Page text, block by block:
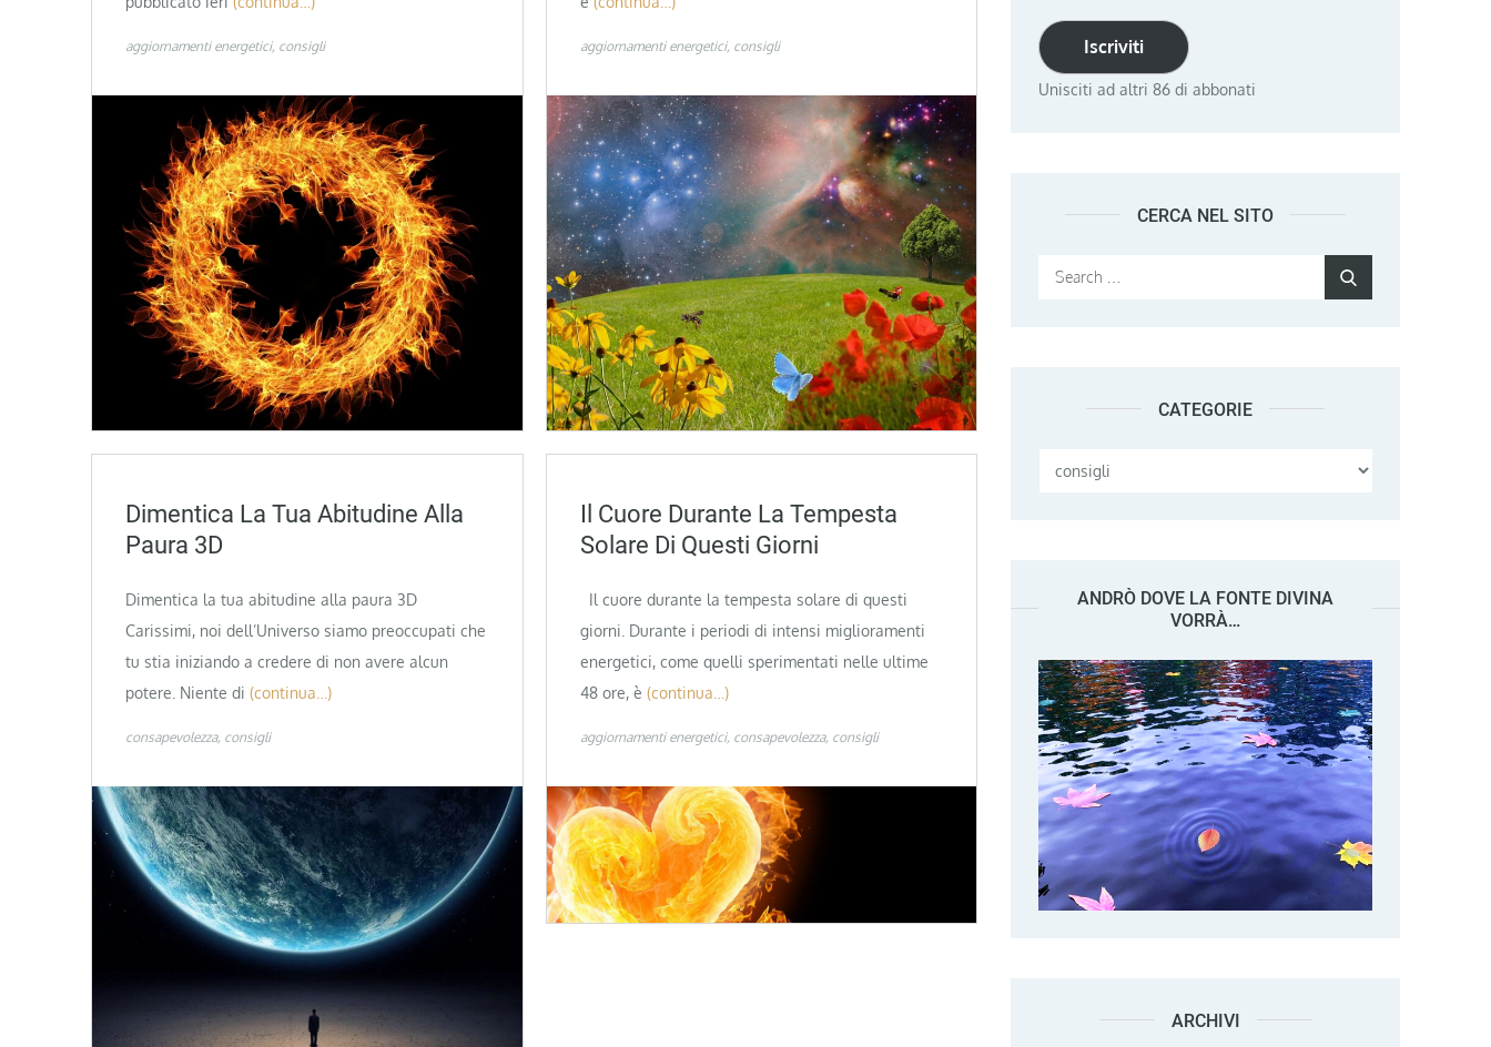
aggiornamenti energetici consigli aggiornamenti energetici consigli
Dimentica La Tua Abitudine Alla
Paura 3D
Dimentica la tua abitudine alla paura 3D
Carissimi, noi dell’Universo siamo preoccupati che
tu stia iniziando a credere di non avere alcun
potere. Niente di (continua…)
consapevolezza consigli
Il Cuore Durante La Tempesta
Solare Di Questi Giorni
Il cuore durante la tempesta solare di questi
giorni. Durante i periodi di intensi miglioramenti
energetici, come quelli sperimentati nelle ultime
48 ore, è (continua…)
aggiornamenti energetici consapevolezza consigli
Iscriviti
Unisciti ad altri 86 di abbonati
CERCA NEL SITO
Search
CATEGORIE
Categorie
ANDRÒ DOVE LA FONTE DIVINA
VORRÀ…
ARCHIVI Archivi